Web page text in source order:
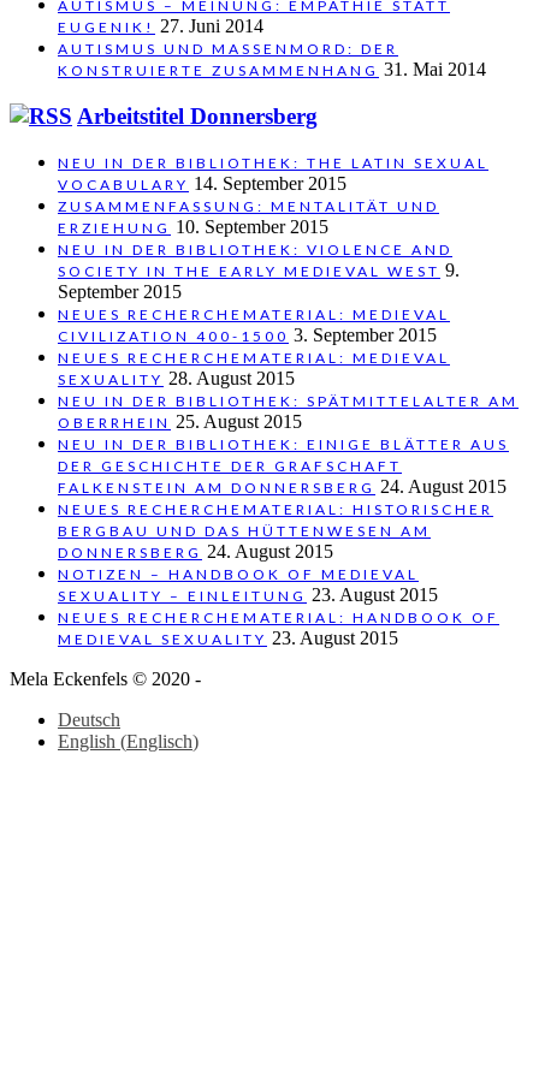
AUTISMUS – MEINUNG: EMPATHIE STATT
EUGENIK!
27. Juni 2014
AUTISMUS UND MASSENMORD: DER
KONSTRUIERTE ZUSAMMENHANG 31. Mai 2014
Arbeitstitel Donnersberg
NEU IN DER BIBLIOTHEK: THE LATIN SEXUAL
VOCABULARY 14. September 2015
ZUSAMMENFASSUNG: MENTALITÄT UND
ERZIEHUNG 10. September 2015
NEU IN DER BIBLIOTHEK: VIOLENCE AND
SOCIETY IN THE EARLY MEDIEVAL WEST 9.
September 2015
NEUES RECHERCHEMATERIAL: MEDIEVAL
CIVILIZATION 400-1500 3. September 2015
NEUES RECHERCHEMATERIAL: MEDIEVAL
SEXUALITY 28. August 2015
NEU IN DER BIBLIOTHEK: SPÄTMITTELALTER AM
OBERRHEIN 25. August 2015
NEU IN DER BIBLIOTHEK: EINIGE BLÄTTER AUS
DER GESCHICHTE DER GRAFSCHAFT
FALKENSTEIN AM DONNERSBERG 24. August 2015
NEUES RECHERCHEMATERIAL: HISTORISCHER
BERGBAU UND DAS HÜTTENWESEN AM
DONNERSBERG 24. August 2015
NOTIZEN – HANDBOOK OF MEDIEVAL
SEXUALITY – EINLEITUNG 23. August 2015
NEUES RECHERCHEMATERIAL: HANDBOOK OF
MEDIEVAL SEXUALITY 23. August 2015
Mela Eckenfels © 2020 -
Deutsch
English (Englisch)